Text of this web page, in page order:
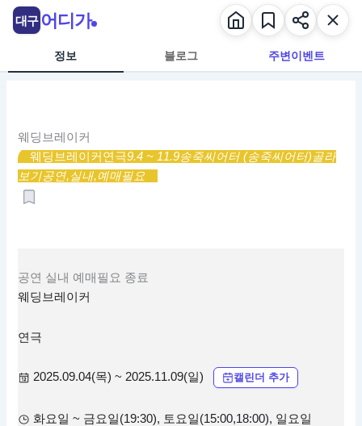
정보 블로그 주변이벤트
웨딩브레이커
웨딩브레이커 연극9.4 ~ 11.9송죽씨어터 (송죽씨어터)골라
보기공연,실내,예매필요
공연 실내 예매필요 종료
웨딩브레이커
연극
2025.09.04(목) ~ 2025.11.09(일) 캘린더 추가
화요일 ~ 금요일(19:30), 토요일(15:00,18:00), 일요일
대구 어디가